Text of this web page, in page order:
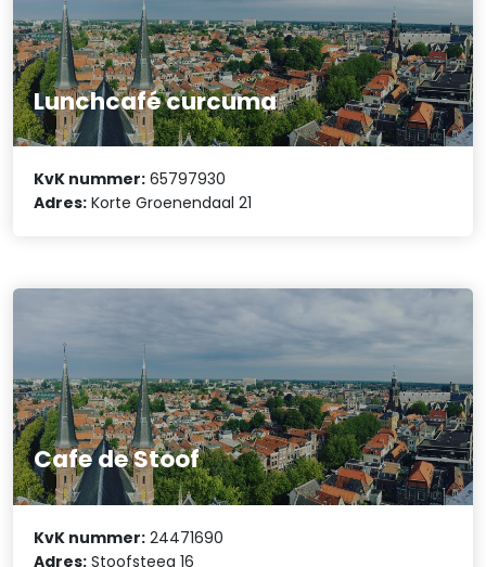
Lunchcafé curcuma
KvK nummer: 65797930
Adres: Korte Groenendaal 21
Cafe de Stoof
KvK nummer: 24471690
Adres: Stoofsteeg 16